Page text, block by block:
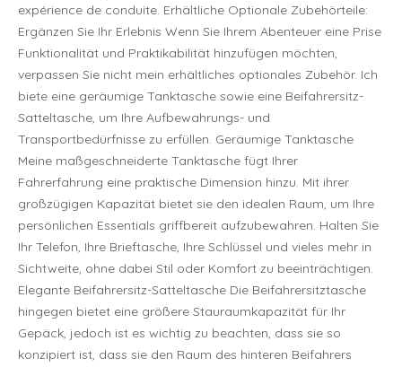
expérience de conduite. Erhältliche Optionale Zubehörteile:
Ergänzen Sie Ihr Erlebnis Wenn Sie Ihrem Abenteuer eine Prise
Funktionalität und Praktikabilität hinzufügen möchten,
verpassen Sie nicht mein erhältliches optionales Zubehör. Ich
biete eine geräumige Tanktasche sowie eine Beifahrersitz-
Satteltasche, um Ihre Aufbewahrungs- und
Transportbedürfnisse zu erfüllen. Geräumige Tanktasche
Meine maßgeschneiderte Tanktasche fügt Ihrer
Fahrerfahrung eine praktische Dimension hinzu. Mit ihrer
großzügigen Kapazität bietet sie den idealen Raum, um Ihre
persönlichen Essentials griffbereit aufzubewahren. Halten Sie
Ihr Telefon, Ihre Brieftasche, Ihre Schlüssel und vieles mehr in
Sichtweite, ohne dabei Stil oder Komfort zu beeinträchtigen.
Elegante Beifahrersitz-Satteltasche Die Beifahrersitztasche
hingegen bietet eine größere Stauraumkapazität für Ihr
Gepäck, jedoch ist es wichtig zu beachten, dass sie so
konzipiert ist, dass sie den Raum des hinteren Beifahrers